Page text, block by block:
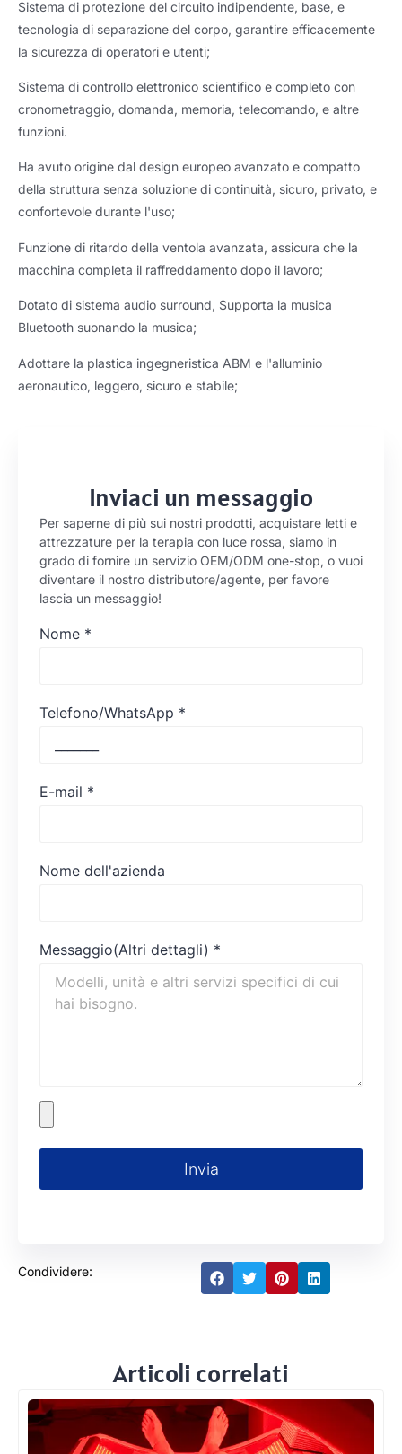
Sistema di protezione del circuito indipendente, base, e
tecnologia di separazione del corpo, garantire efficacemente
la sicurezza di operatori e utenti;
Sistema di controllo elettronico scientifico e completo con
cronometraggio, domanda, memoria, telecomando, e altre
funzioni.
Ha avuto origine dal design europeo avanzato e compatto
della struttura senza soluzione di continuità, sicuro, privato, e
confortevole durante l'uso;
Funzione di ritardo della ventola avanzata, assicura che la
macchina completa il raffreddamento dopo il lavoro;
Dotato di sistema audio surround, Supporta la musica
Bluetooth suonando la musica;
Adottare la plastica ingegneristica ABM e l'alluminio
aeronautico, leggero, sicuro e stabile;
Inviaci un messaggio
Per saperne di più sui nostri prodotti, acquistare letti e
attrezzature per la terapia con luce rossa, siamo in
grado di fornire un servizio OEM/ODM one-stop, o vuoi
diventare il nostro distributore/agente, per favore
lascia un messaggio!
Nome *
Telefono/WhatsApp *
E-mail *
Nome dell'azienda
Messaggio(Altri dettagli) *
Invia
Condividere:
Articoli correlati